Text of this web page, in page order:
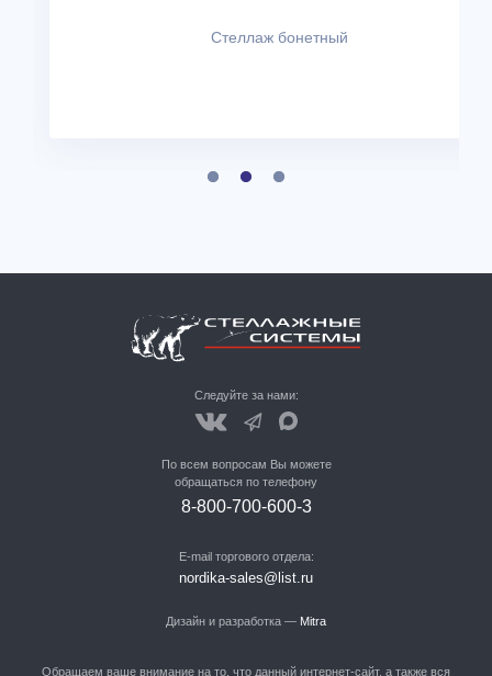
Стеллаж бонетный
Следуйте за нами:
По всем вопросам Вы можете
обращаться по телефону
8-800-700-600-3
E-mail торгового отдела:
nordika-sales@list.ru
Дизайн и разработка — Mitra
Обращаем ваше внимание на то, что данный интернет-сайт, а также вся